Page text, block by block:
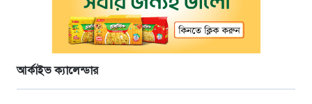
আর্কাইভ ক্যালেন্ডার